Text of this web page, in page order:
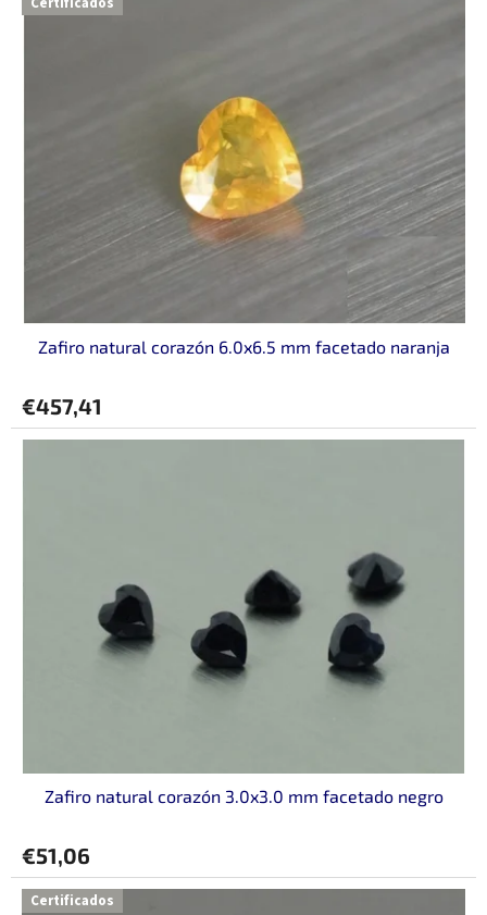
Zafiro natural corazón 6.0x6.5 mm facetado naranja
€457,41
Zafiro natural corazón 3.0x3.0 mm facetado negro
€51,06
Certificados